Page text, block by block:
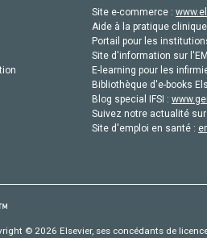
Site e-commerce :
Aide à la pratique
Portail pour les
Site d'information sur
E-learning pour les
Bibliothèque d'e-books
Blog special IFSI :
Suivez notre actualité
Site d'emploi en santé :
© 2026 Elsevier, ses concédants de